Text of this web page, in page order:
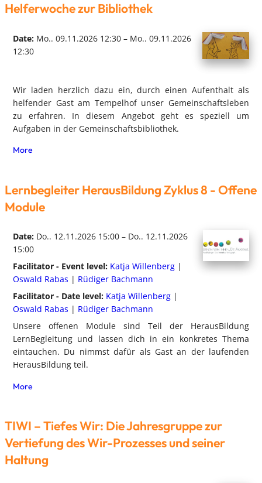
Helferwoche zur Bibliothek
Date: Mo.. 09.11.2026 12:30 – Mo.. 09.11.2026
12:30
Wir laden herzlich dazu ein, durch einen Aufenthalt als
helfender Gast am Tempelhof unser Gemeinschaftsleben
zu erfahren. In diesem Angebot geht es speziell um
Aufgaben in der Gemeinschaftsbibliothek.
More
Lernbegleiter HerausBildung Zyklus 8 - Offene
Module
Date: Do.. 12.11.2026 15:00 – Do.. 12.11.2026
15:00
Facilitator - Event level: Katja Willenberg |
Oswald Rabas | Rüdiger Bachmann
Facilitator - Date level: Katja Willenberg |
Oswald Rabas | Rüdiger Bachmann
Unsere offenen Module sind Teil der HerausBildung
LernBegleitung und lassen dich in ein konkretes Thema
eintauchen. Du nimmst dafür als Gast an der laufenden
HerausBildung teil.
More
TIWI – Tiefes Wir: Die Jahresgruppe zur
Vertiefung des Wir-Prozesses und seiner
Haltung